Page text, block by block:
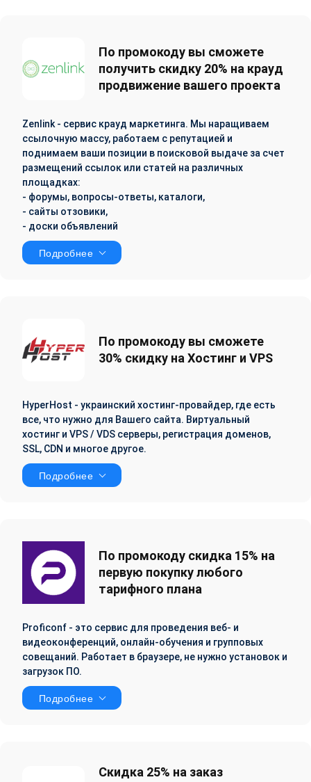
По промокоду вы сможете
получить скидку 20% на крауд
продвижение вашего проекта
Zenlink - сервис крауд маркетинга. Мы наращиваем
ссылочную массу, работаем с репутацией и
поднимаем ваши позиции в поисковой выдаче за счет
размещений ссылок или статей на различных
площадках:
- форумы, вопросы-ответы, каталоги,
- сайты отзовики,
- доски объявлений
Подробнее
По промокоду вы сможете
30% скидку на Хостинг и VPS
HyperHost - украинский хостинг-провайдер, где есть
все, что нужно для Вашего сайта. Виртуальный
хостинг и VPS / VDS серверы, регистрация доменов,
SSL, CDN и многое другое.
Подробнее
По промокоду скидка 15% на
первую покупку любого
тарифного плана
Proficonf - это сервис для проведения веб- и
видеоконференций, онлайн-обучения и групповых
совещаний. Работает в браузере, не нужно установок и
загрузок ПО.
Подробнее
Cкидка 25% на заказ